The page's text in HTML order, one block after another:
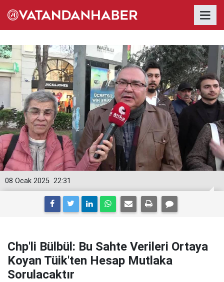
22:31
08 Ocak 2025
Chp'li Bülbül: Bu Sahte Verileri Ortaya
Koyan Tüik'ten Hesap Mutlaka
Sorulacaktır